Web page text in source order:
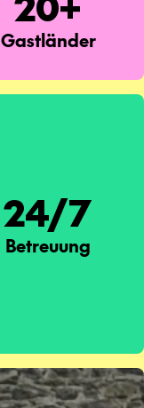
Gastländer
24/7
Betreuung